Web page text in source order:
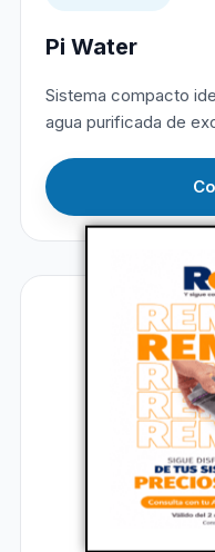
Pi Water
Sistema compacto
agua purificada de